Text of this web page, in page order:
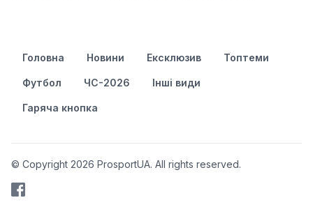
Головна Новини Ексклюзив Топтеми
Футбол ЧС-2026 Інші види
Гаряча кнопка
© Copyright 2026 ProsportUA. All rights reserved.